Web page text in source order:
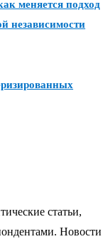
меняется подход
независимости
статьи,
Новости